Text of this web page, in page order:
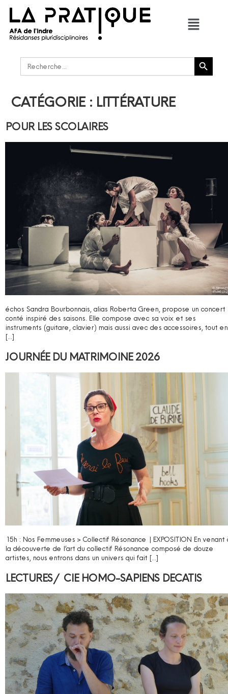
Rechercher : Bouton de recherche
CATÉGORIE : LITTÉRATURE
POUR LES SCOLAIRES
échos Sandra Bourbonnais, alias Roberta Green, propose un concert
conté inspiré des saisons. Elle compose avec sa voix et ses
instruments (guitare, clavier) mais aussi avec des accessoires, tout en
[…]
JOURNÉE DU MATRIMOINE 2026
15h : Nos Femmeuses > Collectif Résonance | EXPOSITION En venant
la découverte de l’art du collectif Résonance composé de douze
artistes, nous entrons dans un univers qui fait […]
LECTURES / CIE HOMO-SAPIENS DECATIS